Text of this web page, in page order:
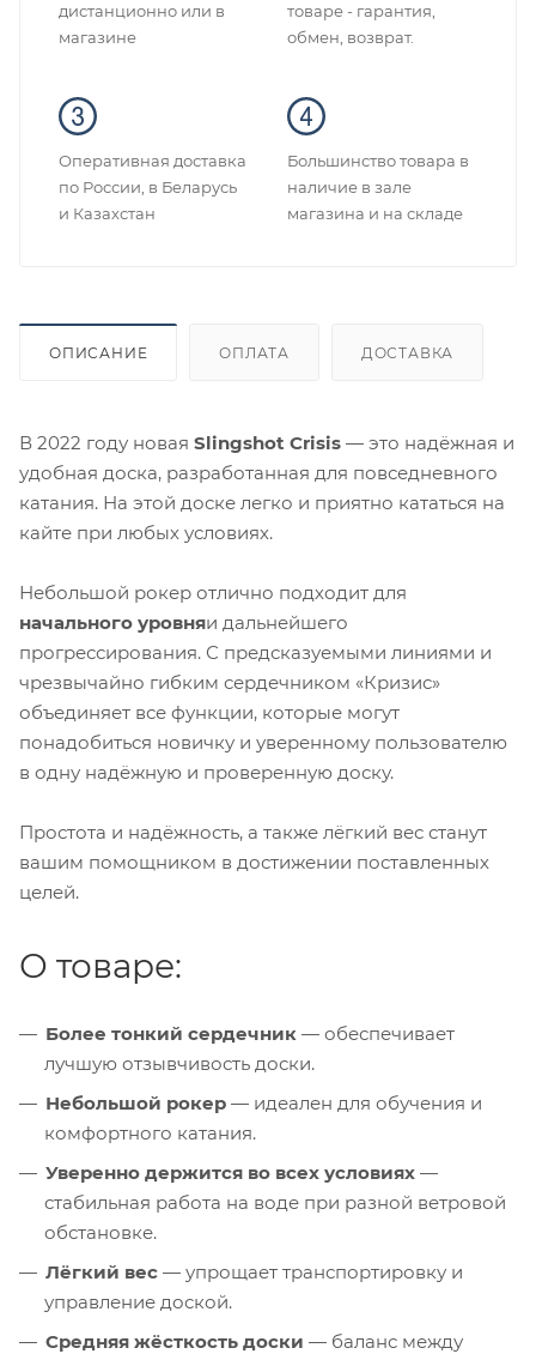
дистанционно или в
магазине
товаре - гарантия,
обмен, возврат.
Оперативная доставка
по России, в Беларусь
и Казахстан
Большинство товара в
наличие в зале
магазина и на складе
ОПИСАНИЕ ОПЛАТА ДОСТАВКА
В 2022 году новая Slingshot Crisis — это надёжная и
удобная доска, разработанная для повседневного
катания. На этой доске легко и приятно кататься на
кайте при любых условиях.
Небольшой рокер отлично подходит для
начального уровняи дальнейшего
прогрессирования. С предсказуемыми линиями и
чрезвычайно гибким сердечником «Кризис»
объединяет все функции, которые могут
понадобиться новичку и уверенному пользователю
в одну надёжную и проверенную доску.
Простота и надёжность, а также лёгкий вес станут
вашим помощником в достижении поставленных
целей.
О товаре:
Более тонкий сердечник — обеспечивает
лучшую отзывчивость доски.
Небольшой рокер — идеален для обучения и
комфортного катания.
Уверенно держится во всех условиях —
стабильная работа на воде при разной ветровой
обстановке.
Лёгкий вес — упрощает транспортировку и
управление доской.
Средняя жёсткость доски — баланс между